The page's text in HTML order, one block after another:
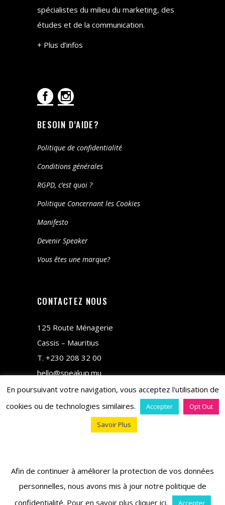
spécialistes du milieu du marketing, des
études et de la communication.
+ Plus d’infos
BESOIN D’AIDE?
Politique de confidentialité
Conditions générales
RGPD, c’est quoi ?
Politique Concernant les Cookies
Manifesto
Devenir Speaker
Vous êtes une marque?
CONTACTEZ NOUS
125 Route Ménagerie
Cassis – Mauritius
T. +230 208 32 00
hello@speakup.mu
En poursuivant votre navigation, vous acceptez l'utilisation de
cookies ou de technologies similaires.
Accepter
Opt Out
Savoir Plus
Afin de continuer à améliorer la protection de vos données
personnelles, nous avons mis à jour notre politique de
confidentialité. Pour en savoir plus cliquer ici. Accepter